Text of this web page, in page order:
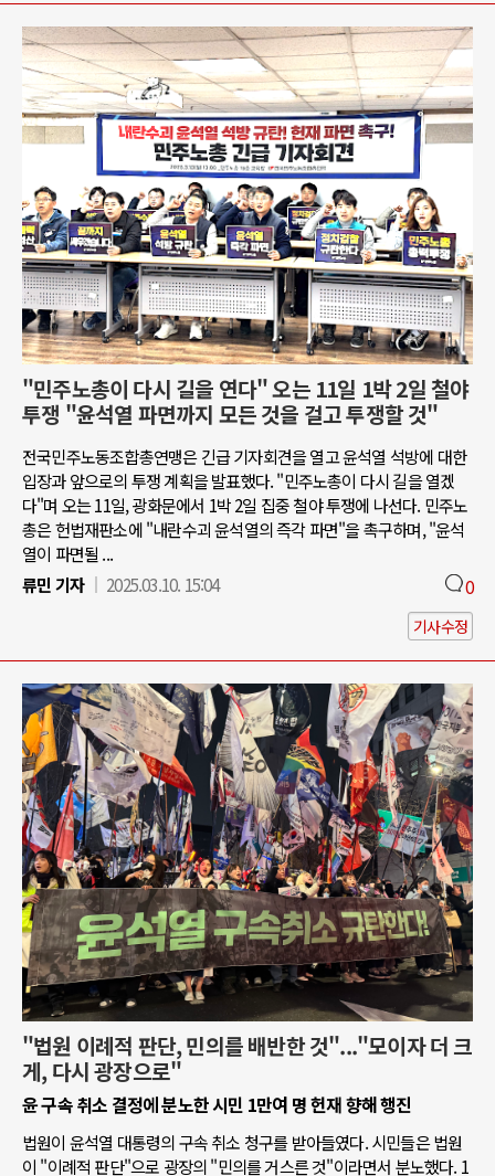
"민주노총이 다시 길을 연다" 오는 11일 1박 2일 철야
투쟁 "윤석열 파면까지 모든 것을 걸고 투쟁할 것"
전국민주노동조합총연맹은 긴급 기자회견을 열고 윤석열 석방에 대한
입장과 앞으로의 투쟁 계획을 발표했다. "민주노총이 다시 길을 열겠
다"며 오는 11일, 광화문에서 1박 2일 집중 철야 투쟁에 나선다. 민주노
총은 헌법재판소에 "내란수괴 윤석열의 즉각 파면"을 촉구하며, "윤석
열이 파면될 ...
류민 기자
2025.03.10. 15:04 0
기사수정
"법원 이례적 판단, 민의를 배반한 것"..."모이자 더 크
게, 다시 광장으로"
윤 구속 취소 결정에 분노한 시민 1만여 명 헌재 향해 행진
법원이 윤석열 대통령의 구속 취소 청구를 받아들였다. 시민들은 법원
이 "이례적 판단"으로 광장의 "민의를 거스른 것"이라면서 분노했다. 1